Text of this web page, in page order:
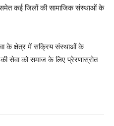
समेत कई जिलों की सामाजिक संस्थाओं के
के क्षेत्र में सक्रिय संस्थाओं के
सेवा को समाज के लिए प्रेरणास्रोत